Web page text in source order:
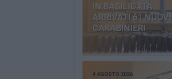
IN BASILICATA
ARRIVATI 61 NUOVI
CARABINIERI
4 AGOSTO 2026